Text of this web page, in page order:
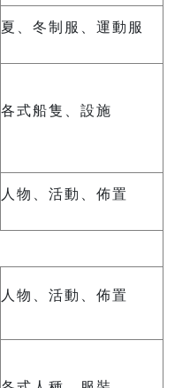
夏、冬制服、運動服
各式船隻、設施
人物、活動、佈置
人物、活動、佈置